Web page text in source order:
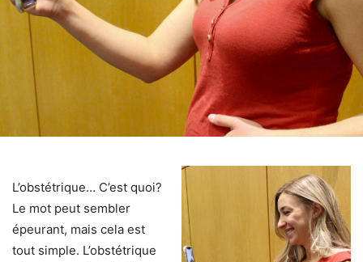
L’obstétrique… C’est quoi?
Le mot peut sembler
épeurant, mais cela est
tout simple. L’obstétrique